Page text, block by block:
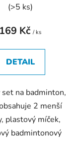
(>5 ks)
169 Kč / ks
DETAIL
na badminton,
2 menší
plastový míček,
badmintonový